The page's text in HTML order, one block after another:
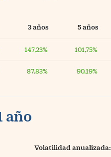
3 años 5 años
147,23% 101,75%
87,83% 90,19%
año
Volatilidad anualizada: